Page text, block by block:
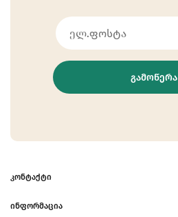
ᲒᲐᲛᲝᲬᲔᲠᲐ
ᲙᲝᲜᲢᲐᲥᲢᲘ
ᲘᲜᲤᲝᲠᲛᲐᲪᲘᲐ